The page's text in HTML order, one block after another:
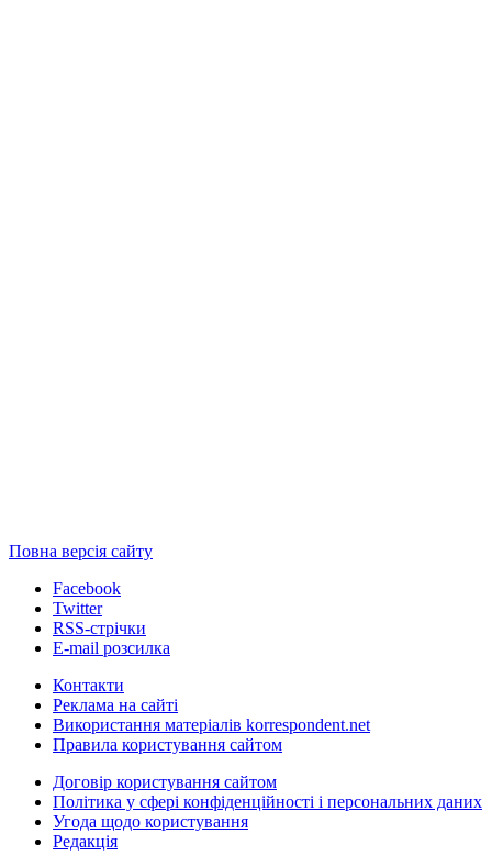
Повна версія сайту
Facebook
Twitter
RSS-стрічки
E-mail розсилка
Контакти
Реклама на сайті
Використання матеріалів korrespondent.net
Правила користування сайтом
Договір користування сайтом
Політика у сфері конфіденційності і персональних даних
Угода щодо користування
Редакція